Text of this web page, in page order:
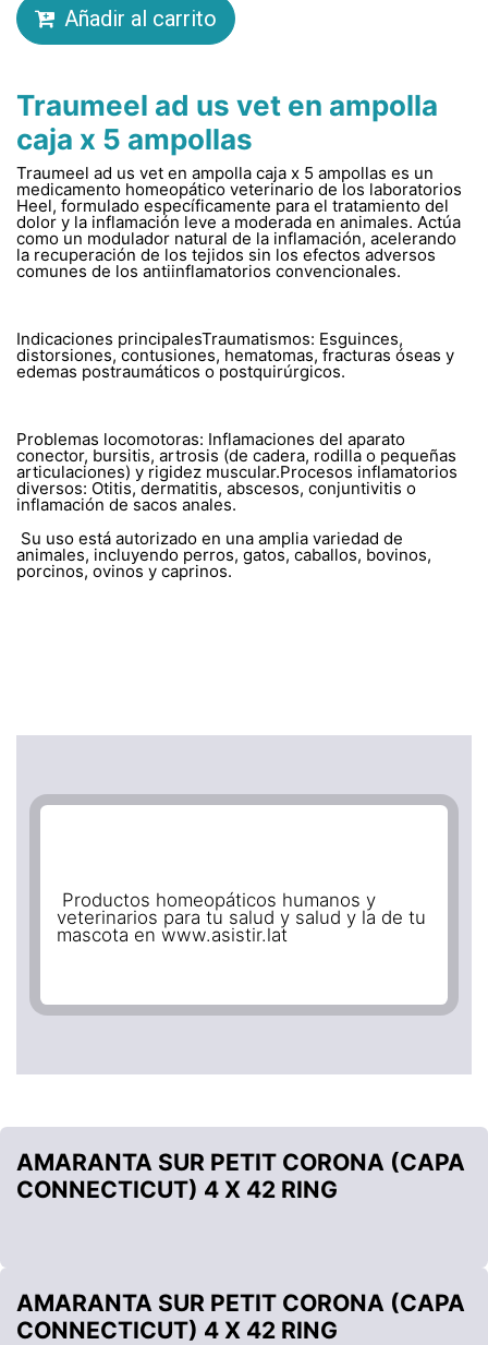
Añadir al carrito
Traumeel ad us vet en ampolla
caja x 5 ampollas
Traumeel ad us vet en ampolla caja x 5 ampollas es un
medicamento homeopático veterinario de los laboratorios
Heel, formulado específicamente para el tratamiento del
dolor y la inflamación leve a moderada en animales. Actúa
como un modulador natural de la inflamación, acelerando
la recuperación de los tejidos sin los efectos adversos
comunes de los antiinflamatorios convencionales.
Indicaciones principalesTraumatismos: Esguinces,
distorsiones, contusiones, hematomas, fracturas óseas y
edemas postraumáticos o postquirúrgicos.
Problemas locomotoras: Inflamaciones del aparato
conector, bursitis, artrosis (de cadera, rodilla o pequeñas
articulaciones) y rigidez muscular.Procesos inflamatorios
diversos: Otitis, dermatitis, abscesos, conjuntivitis o
inflamación de sacos anales.
Su uso está autorizado en una amplia variedad de
animales, incluyendo perros, gatos, caballos, bovinos,
porcinos, ovinos y caprinos.
Productos homeopáticos humanos y
veterinarios para tu salud y salud y la de tu
mascota en www.asistir.lat
AMARANTA SUR PETIT CORONA (CAPA
CONNECTICUT) 4 X 42 RING
AMARANTA SUR PETIT CORONA (CAPA
CONNECTICUT) 4 X 42 RING